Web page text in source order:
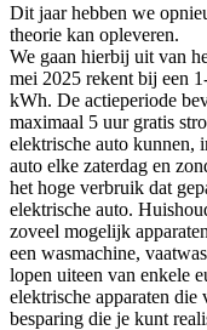
Dit jaar hebben we
theorie kan opleveren.
We gaan hierbij uit van
mei 2025 rekent bij een
kWh. De actieperiode
maximaal 5 uur gratis
elektrische auto kunnen,
auto elke zaterdag en
het hoge verbruik dat
elektrische auto.
zoveel mogelijk
een wasmachine,
lopen uiteen van enkele
elektrische apparaten
besparing die je kunt